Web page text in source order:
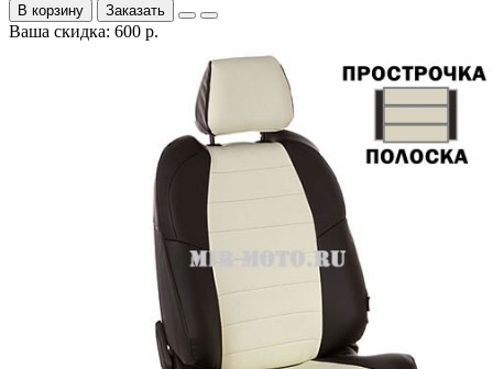
В корзину Заказать
Ваша скидка: 600 р.